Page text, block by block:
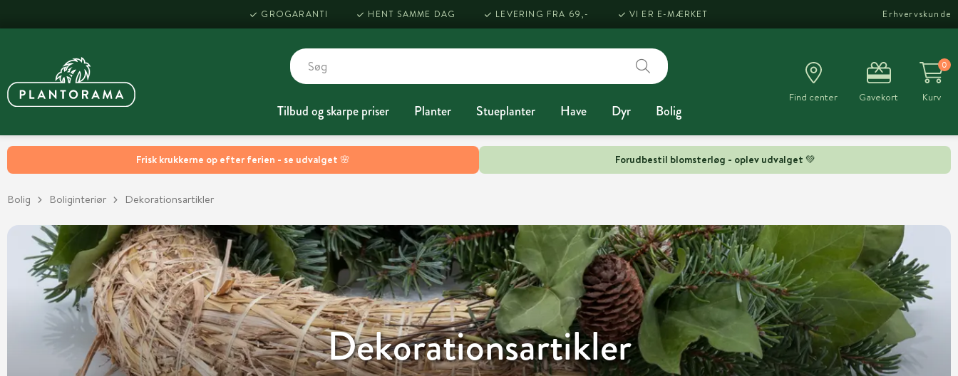
Frisk krukkerne op efter ferien - se udvalget 🌸 Forudbestil blomsterløg - oplev udvalget 💚
GROGARANTI HENT SAMME DAG LEVERING FRA 69,- VI ER E-MÆRKET Erhvervskunde
Tilbud og skarpe priser Planter Stueplanter Have Dyr Bolig
Find center Gavekort
0
Kurv
Bolig Boliginteriør Dekorationsartikler
Dekorationsartikler